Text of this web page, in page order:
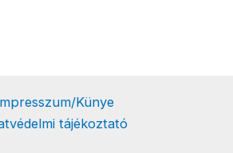
Künye
tájékoztató